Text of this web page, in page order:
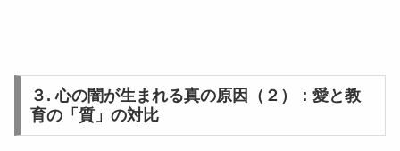
３. 心の闇が生まれる真の原因（２）：愛と教
育の「質」の対比